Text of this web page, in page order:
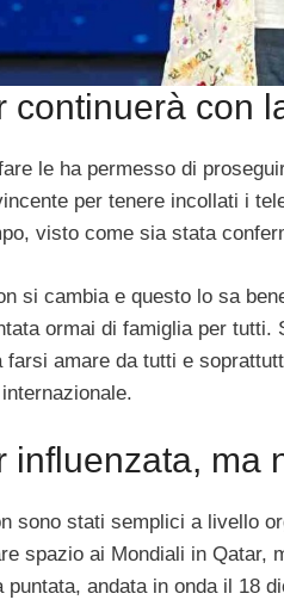
continuerà con
le ha permesso di
per tenere incollati i
visto come sia stata
si cambia e questo lo sa
ormai di famiglia per
farsi amare da tutti e
influenzata, ma
sono stati semplici a livello
spazio ai Mondiali in Qatar,
puntata, andata in onda il 18